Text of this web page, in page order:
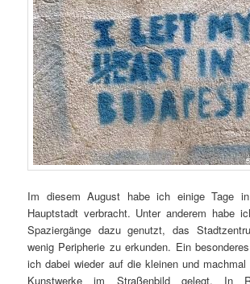
Im diesem August habe ich einige Tage
Hauptstadt verbracht. Unter anderem habe
Spaziergänge dazu genutzt, das
wenig Peripherie zu erkunden. Ein
ich dabei wieder auf die kleinen und
Kunstwerke im Straßenbild gelegt. In